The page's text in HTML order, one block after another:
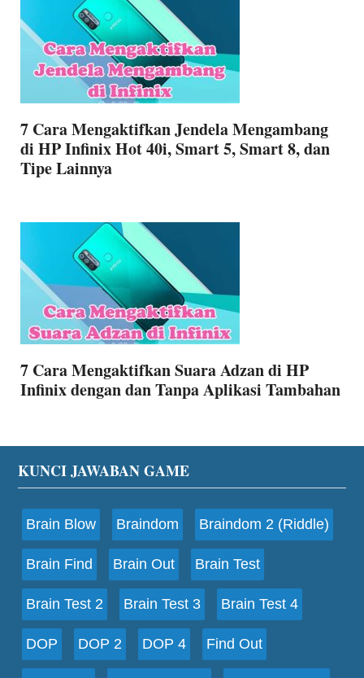
7 Cara Mengaktifkan Jendela Mengambang
di HP Infinix Hot 40i, Smart 5, Smart 8, dan
Tipe Lainnya
7 Cara Mengaktifkan Suara Adzan di HP
Infinix dengan dan Tanpa Aplikasi Tambahan
Footer
KUNCI JAWABAN GAME
Brain Blow Braindom Braindom 2 (Riddle)
Brain Find Brain Out Brain Test
Brain Test 2 Brain Test 3 Brain Test 4
DOP DOP 2 DOP 4 Find Out